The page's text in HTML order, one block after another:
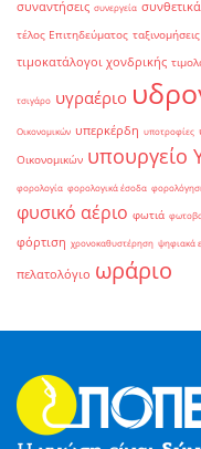
συναντήσεις συνεργεία
τέλος Επιτηδεύματος ταξινομήσεις
τιμοκατάλογοι χονδρικής
τσιγάρο υγραέριο
Οικονομικών υπερκέρδη υποτροφίες
Οικονομικών
φορολογία φορολογικά έσοδα
φυσικό αέριο φωτιά
φόρτιση χρονοκαθυστέρηση ψηφιακά
πελατολόγιο ωράριο